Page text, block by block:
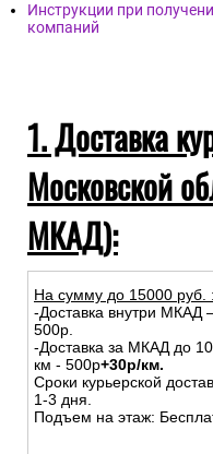
Инструкции при
компаний
1. Доставка
Московской
МКАД):
На сумму до 15000 руб. :
-Доставка внутри МКАД
500р.
-Доставка за МКАД до 10
км - 500р+30р/км.
Сроки курьерской
1-3 дня.
Подъем на этаж: